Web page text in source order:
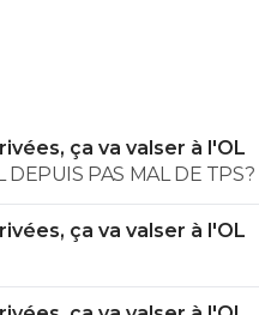
ça va valser à l'OL
PAS MAL DE TPS? lol. t
ça va valser à l'OL